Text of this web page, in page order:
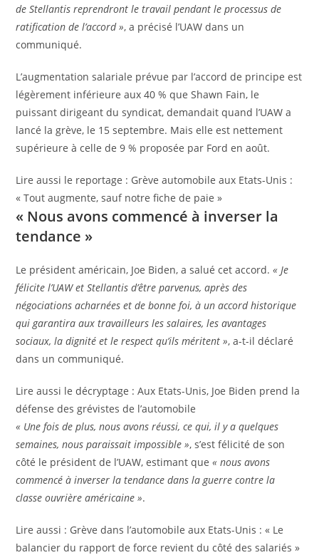
de Stellantis reprendront le travail pendant le processus de
ratification de l’accord », a précisé l’UAW dans un
communiqué.
L’augmentation salariale prévue par l’accord de principe est
légèrement inférieure aux 40 % que Shawn Fain, le
puissant dirigeant du syndicat, demandait quand l’UAW a
lancé la grève, le 15 septembre. Mais elle est nettement
supérieure à celle de 9 % proposée par Ford en août.
Lire aussi le reportage : A
r
t
l
e
r
é
s
v
é
à
n
o
s
a
o
n
Grève automobile aux Etats-Unis :
« Tout augmente, sauf notre fiche de paie »
« Nous avons commencé à inverser la
tendance »
Le président américain, Joe Biden, a salué cet accord.« Je
félicite l’UAW et Stellantis d’être parvenus, après des
négociations acharnées et de bonne foi, à un accord historique
qui garantira aux travailleurs les salaires, les avantages
sociaux, la dignité et le respect qu’ils méritent », a-t-il déclaré
dans un communiqué.
Lire aussi le décryptage : A
r
t
i
c
l
e
é
s
Aux Etats-Unis, Joe Biden prend la
défense des grévistes de l’automobile
« Une fois de plus, nous avons réussi, ce qui, il y a quelques
semaines, nous paraissait impossible », s’est félicité de son
côté le président de l’UAW, estimant que« nous avons
commencé à inverser la tendance dans la guerre contre la
classe ouvrière américaine ».
Lire aussi : A
r
Grève dans l’automobile aux Etats-Unis : « Le
balancier du rapport de force revient du côté des salariés »